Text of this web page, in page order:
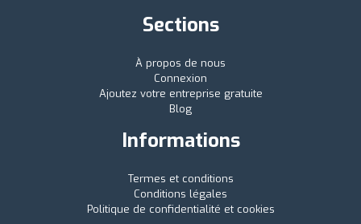
Sections
À propos de nous
Connexion
Ajoutez votre entreprise gratuite
Blog
Informations
Termes et conditions
Conditions légales
Politique de confidentialité et cookies